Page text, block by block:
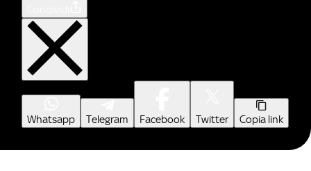
Whatsapp Telegram Facebook Twitter Copia link